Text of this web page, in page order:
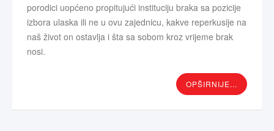
porodici uopćeno propitujući instituciju braka sa pozicije
izbora ulaska ili ne u ovu zajednicu, kakve reperkusije na
naš život on ostavlja i šta sa sobom kroz vrijeme brak
nosi.
OPŠIRNIJE...